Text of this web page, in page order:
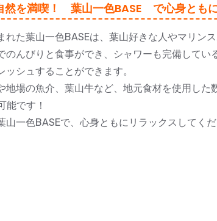
然を満喫！ 葉山一色BASE で心身とも
れた葉山一色BASEは、葉山好きな人やマリン
のんびりと食事ができ、シャワーも完備してい
ッシュすることができます。
地場の魚介、葉山牛など、地元食材を使用した
能です！
山一色BASEで、心身ともにリラックスしてく